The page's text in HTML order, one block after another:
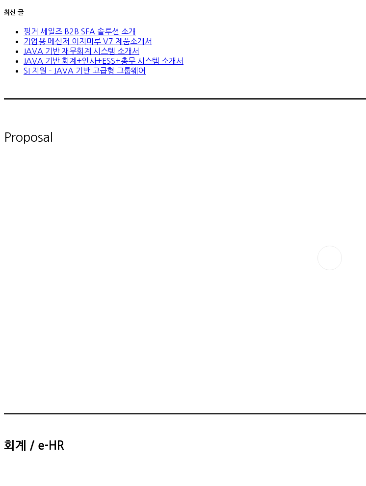
최신 글
핑거 세일즈 B2B SFA 솔루션 소개
기업용 메신저 이지마루 V7 제품소개서
JAVA 기반 재무회계 시스템 소개서
JAVA 기반 회계+인사+ESS+총무 시스템 소개서
SI 지원 – JAVA 기반 고급형 그룹웨어
Proposal
회계 / e-HR